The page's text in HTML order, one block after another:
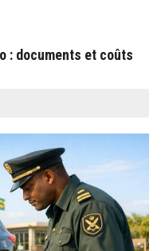
: documents et coûts